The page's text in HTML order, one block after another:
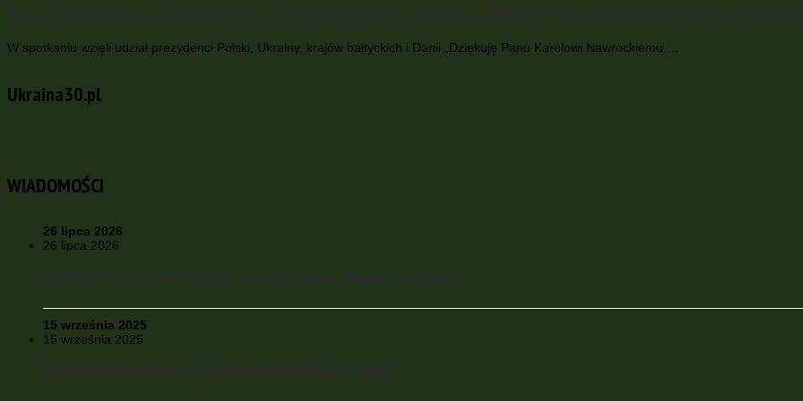
W spotkaniu wzięli udział prezydenci Polski, Ukrainy, krajów bałtyckich i Danii „Dziękuję Panu Karolowi Nawrockiemu …
Ukraina30.pl
WIADOMOŚCI
26 lipca 2026
26 lipca 2026
15 września 2025
15 września 2025